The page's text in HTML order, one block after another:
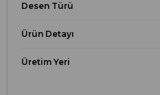
Desen Türü
Ürün Detayı
Üretim Yeri